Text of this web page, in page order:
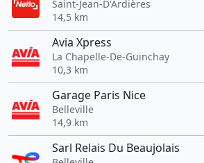
Saint-Jean-D'Ardières
14,5 km
Avia Xpress
La Chapelle-De-Guinchay
10,3 km
Garage Paris Nice
Belleville
14,9 km
Sarl Relais Du Beaujolais